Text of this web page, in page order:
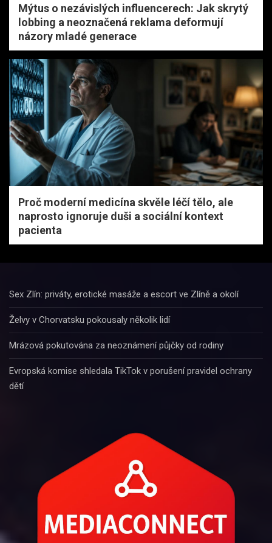
Mýtus o nezávislých influencerech: Jak skrytý
lobbing a neoznačená reklama deformují
názory mladé generace
Proč moderní medicína skvěle léčí tělo, ale
naprosto ignoruje duši a sociální kontext
pacienta
Sex Zlín: priváty, erotické masáže a escort ve Zlíně a okolí
Želvy v Chorvatsku pokousaly několik lidí
Mrázová pokutována za neoznámení půjčky od rodiny
Evropská komise shledala TikTok v porušení pravidel ochrany
dětí